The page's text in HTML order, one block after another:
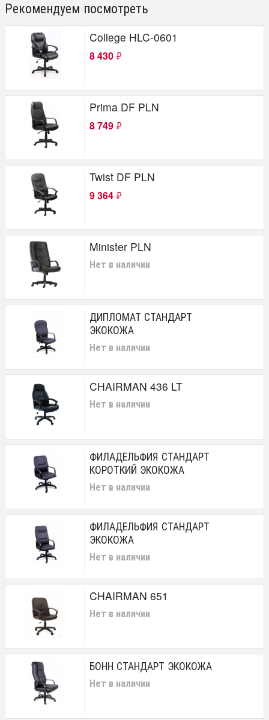
Рекомендуем посмотреть
College HLC-0601
8 430 ₽
Prima DF PLN
8 749 ₽
Twist DF PLN
9 364 ₽
Minister PLN
Нет в наличии
ДИПЛОМАТ СТАНДАРТ
ЭКОКОЖА
Нет в наличии
CHAIRMAN 436 LT
Нет в наличии
ФИЛАДЕЛЬФИЯ СТАНДАРТ
КОРОТКИЙ ЭКОКОЖА
Нет в наличии
ФИЛАДЕЛЬФИЯ СТАНДАРТ
ЭКОКОЖА
Нет в наличии
CHAIRMAN 651
Нет в наличии
БОНН СТАНДАРТ ЭКОКОЖА
Нет в наличии